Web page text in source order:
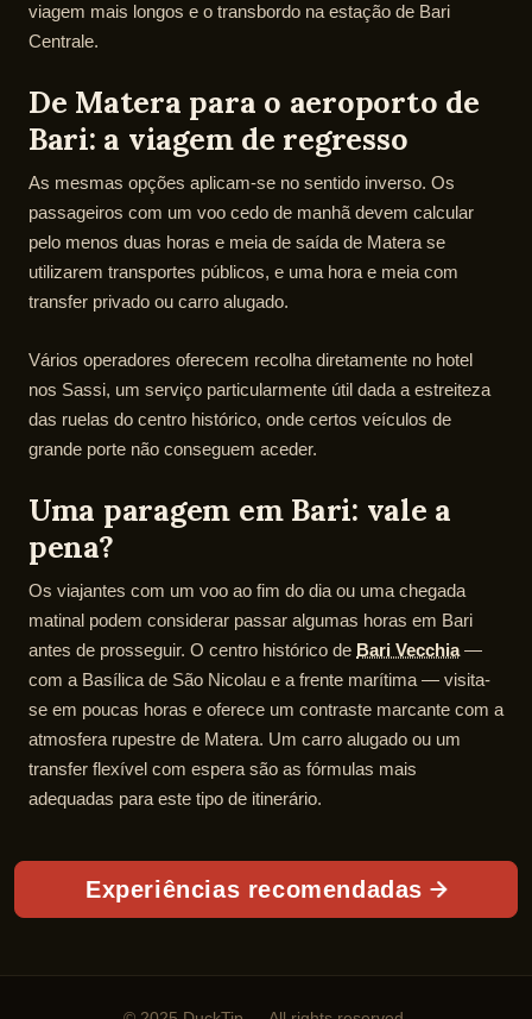
viagem mais longos e o transbordo na estação de Bari
Centrale.
De Matera para o aeroporto de
Bari: a viagem de regresso
As mesmas opções aplicam-se no sentido inverso. Os
passageiros com um voo cedo de manhã devem calcular
pelo menos duas horas e meia de saída de Matera se
utilizarem transportes públicos, e uma hora e meia com
transfer privado ou carro alugado.
Vários operadores oferecem recolha diretamente no hotel
nos Sassi, um serviço particularmente útil dada a estreiteza
das ruelas do centro histórico, onde certos veículos de
grande porte não conseguem aceder.
Uma paragem em Bari: vale a
pena?
Os viajantes com um voo ao fim do dia ou uma chegada
matinal podem considerar passar algumas horas em Bari
antes de prosseguir. O centro histórico de Bari Vecchia—
com a Basílica de São Nicolau e a frente marítima — visita-
se em poucas horas e oferece um contraste marcante com a
atmosfera rupestre de Matera. Um carro alugado ou um
transfer flexível com espera são as fórmulas mais
adequadas para este tipo de itinerário.
Experiências recomendadas